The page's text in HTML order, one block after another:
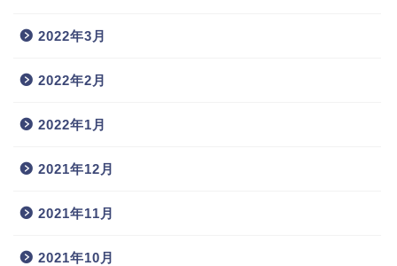
2022年3月
2022年2月
2022年1月
2021年12月
2021年11月
2021年10月